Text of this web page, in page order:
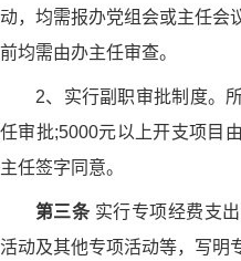
动，均需报办党组会或主任会
前均需由办主任审查。
2、实行副职审批制度。
任审批;5000元以上开支项目
主任签字同意。
第三条实行专项经费支
活动及其他专项活动等，写明